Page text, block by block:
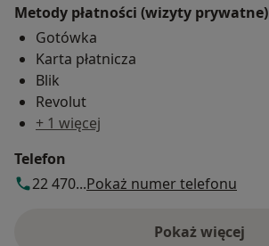
Metody płatności (wizyty prywatne)
Gotówka
Karta płatnicza
Blik
Revolut
+ 1 więcej
Telefon
22 470...Pokaż numer telefonu
Pokaż więcej
o adresie